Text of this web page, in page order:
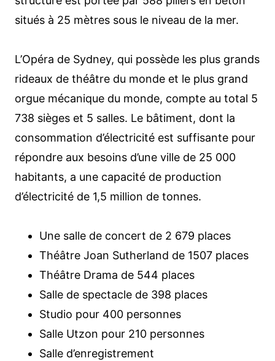
situés à 25 mètres sous le niveau de la mer.
L’Opéra de Sydney, qui possède les plus grands
rideaux de théâtre du monde et le plus grand
orgue mécanique du monde, compte au total 5
738 sièges et 5 salles. Le bâtiment, dont la
consommation d’électricité est suffisante pour
répondre aux besoins d’une ville de 25 000
habitants, a une capacité de production
d’électricité de 1,5 million de tonnes.
Une salle de concert de 2 679 places
Théâtre Joan Sutherland de 1507 places
Théâtre Drama de 544 places
Salle de spectacle de 398 places
Studio pour 400 personnes
Salle Utzon pour 210 personnes
Salle d’enregistrement